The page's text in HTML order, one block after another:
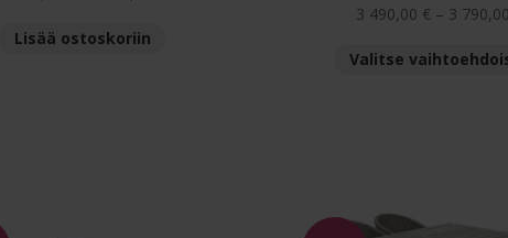
oli:
Lisää ostoskoriin
3 490,00 € – 3 790,00
Valitse